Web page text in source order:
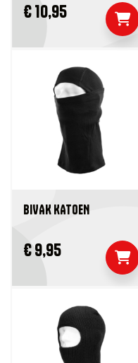
€ 10,95
BIVAK KATOEN
€ 9,95